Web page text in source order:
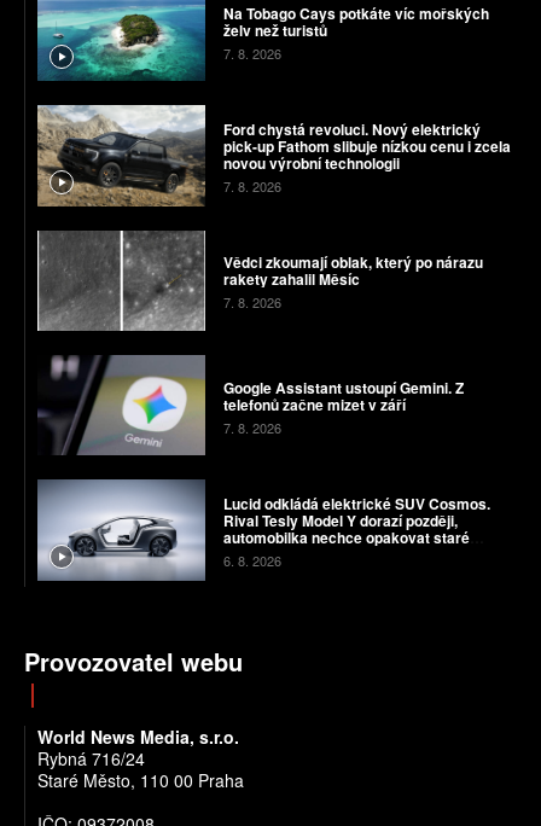
Na Tobago Cays potkáte víc mořských
želv než turistů
7. 8. 2026
Ford chystá revoluci. Nový elektrický
pick-up Fathom slibuje nízkou cenu i zcela
novou výrobní technologii
7. 8. 2026
Vědci zkoumají oblak, který po nárazu
rakety zahalil Měsíc
7. 8. 2026
Google Assistant ustoupí Gemini. Z
telefonů začne mizet v září
7. 8. 2026
Lucid odkládá elektrické SUV Cosmos.
Rival Tesly Model Y dorazí později,
automobilka nechce opakovat staré
chyby
6. 8. 2026
Provozovatel webu
World News Media, s.r.o.
Rybná 716/24
Staré Město, 110 00 Praha